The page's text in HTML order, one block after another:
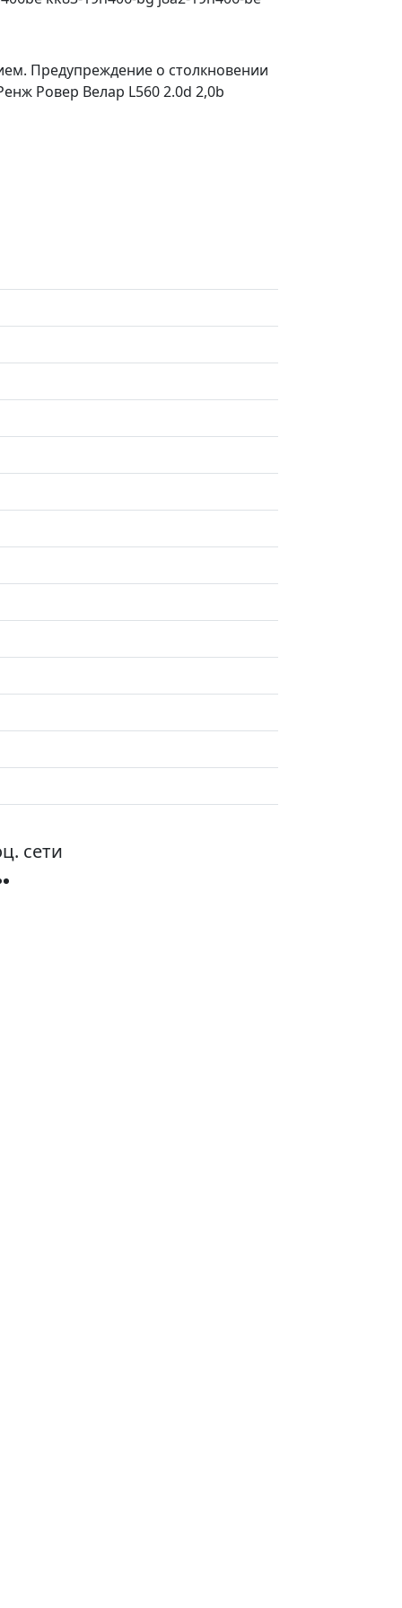
Предупреждение о столкновении
Ровер Велар L560 2.0d 2,0b
сети